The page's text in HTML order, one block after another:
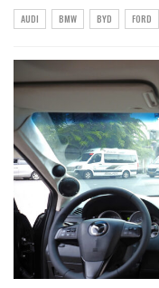
AUDI BMW BYD FORD